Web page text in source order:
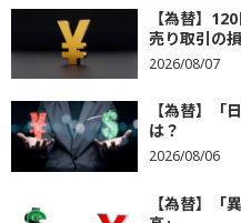
【為替】
売り取引の
2026/08/07
【為替】「
は？
2026/08/06
【為替】「